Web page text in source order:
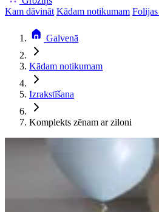
Kam dāvināt Kādam notikumam
Galvenā
Kādam notikumam
Izrakstīšana
Komplekts zēnam ar ziloni